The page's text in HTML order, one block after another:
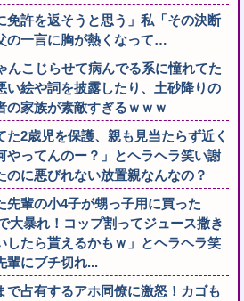
免許を返そうと思う」私「その決断
一言に胸が熱くなって…
んこじらせて病んでる系に憧れてた
い絵や詞を披露したり、土砂降りの
家族が素敵すぎるｗｗｗ
2歳児を保護、親も見当たらず近く
ってんのー？」とヘラヘラ笑い謝
に悪びれない放置親なんなの？
先輩の小4子が甥っ子用に買った
大暴れ！コップ割ってジュース撒き
したら貰えるかもｗ」とヘラヘラ笑
輩にブチ切れ...
で占有するアホ同僚に激怒！カゴも